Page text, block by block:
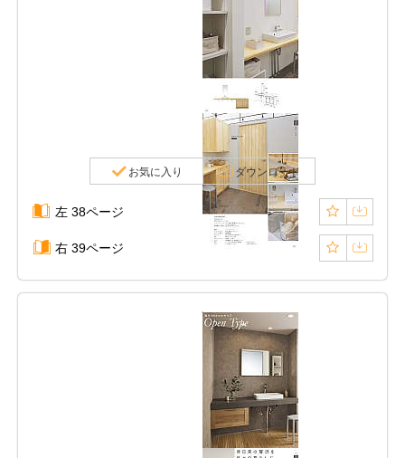
お気に入り ダウンロード
左 38ページ
右 39ページ